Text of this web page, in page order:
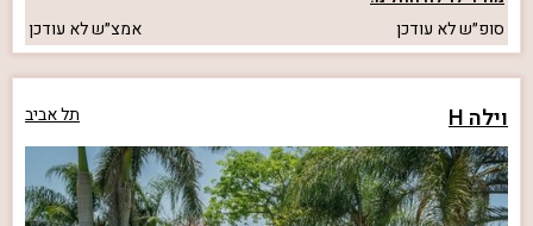
סופ״שלא עודכן אמצ״שלא עודכן
וילה H תל אביב